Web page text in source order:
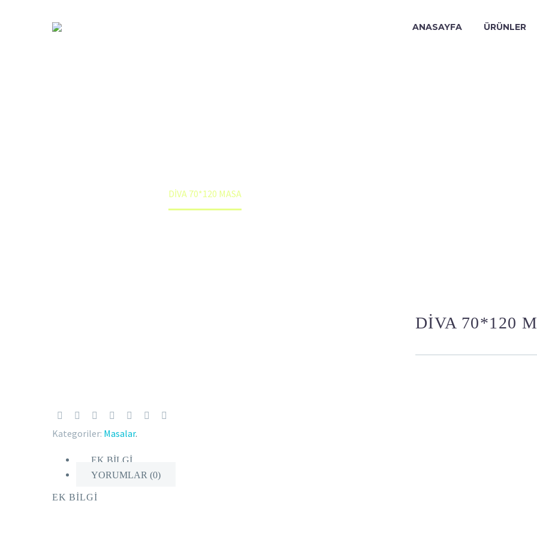
ANASAYFA ÜRÜNLER
DİVA 70*120 MASA
Kategoriler: Masalar.
DİVA 70*120
EK BILGI
YORUMLAR (0)
EK BILGI